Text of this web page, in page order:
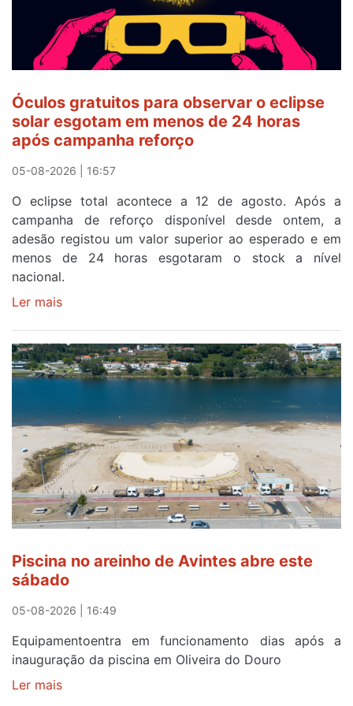
ser
o
quarto
a
a
meta
em
Sintra
primeira
etapa
da
87ª
Volta
Óculos gratuitos para observar o eclipse
solar esgotam em menos de 24 horas
após campanha reforço
05-08-2026 | 16:57
O eclipse total acontece a 12 de agosto. Após a
campanha de reforço disponível desde ontem, a
adesão registou um valor superior ao esperado e em
menos de 24 horas esgotaram o stock a nível
nacional.
Ler mais
para
observar
eclipse
solar
esgotam
em
menos
de
24
após
campanha
reforço
Piscina no areinho de Avintes abre este
sábado
05-08-2026 | 16:49
Equipamentoentra em funcionamento dias após a
inauguração da piscina em Oliveira do Douro
Ler mais